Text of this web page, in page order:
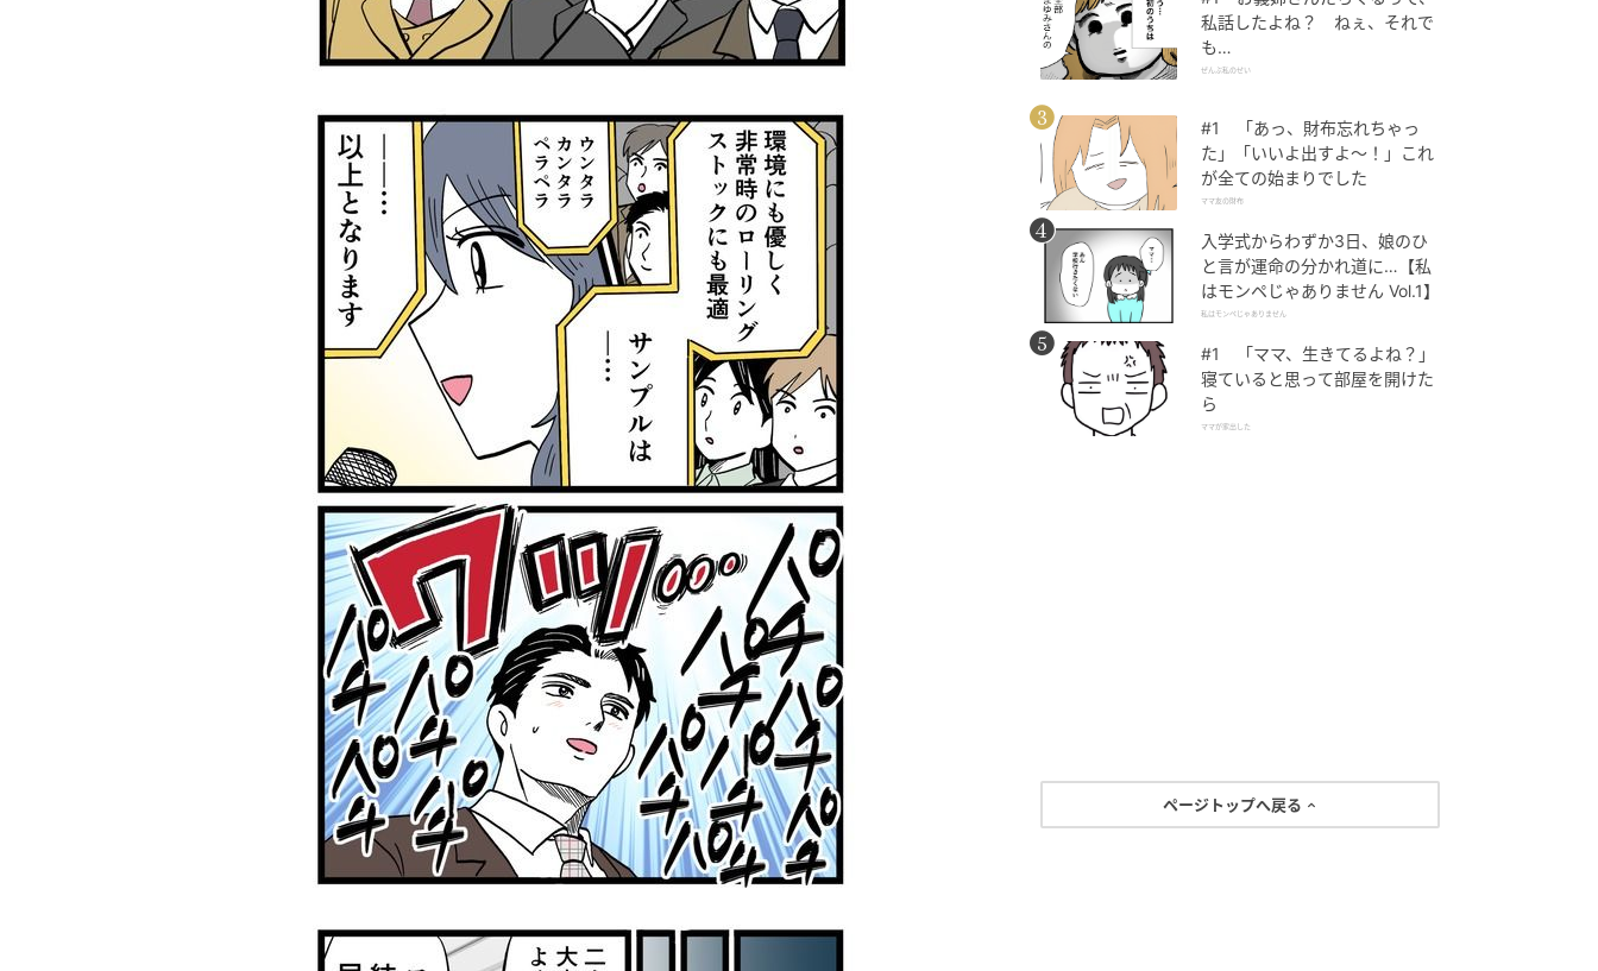
私話したよね？ ねぇ、それで
も…
ぜんぶ私のせい
#1 「あっ、財布忘れちゃっ
た」「いいよ出すよ〜！」これ
が全ての始まりでした
ママ友の財布
入学式からわずか3日、娘のひ
と言が運命の分かれ道に…【私
はモンペじゃありません Vol.1】
私はモンペじゃありません
#1 「ママ、生きてるよね？」
寝ていると思って部屋を開けた
ら
ママが家出した
ページトップへ戻る